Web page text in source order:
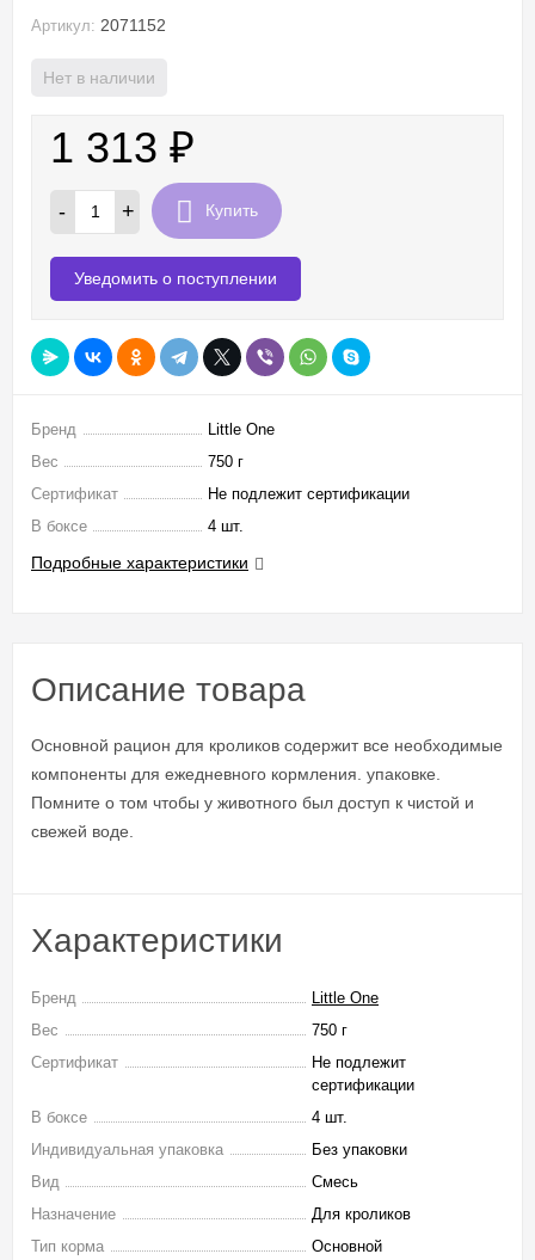
Артикул: 2071152
Нет в наличии
1 313 ₽
- + Купить
Уведомить о поступлении
Бренд
Little One
Вес
750 г
Сертификат
Не подлежит сертификации
В боксе
4 шт.
Подробные характеристики
Описание товара
Основной рацион для кроликов содержит все необходимые
компоненты для ежедневного кормления. упаковке.
Помните о том чтобы у животного был доступ к чистой и
свежей воде.
Характеристики
Бренд
Little One
Вес
750 г
Сертификат
Не подлежит
сертификации
В боксе
4 шт.
Индивидуальная упаковка
Без упаковки
Вид
Смесь
Назначение
Для кроликов
Тип корма
Основной